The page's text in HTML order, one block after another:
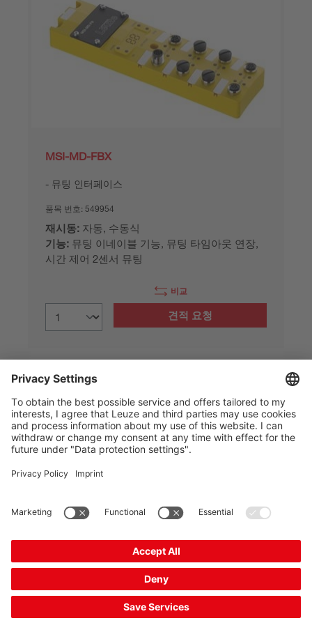
MSI-MD-FBX
뮤팅 인터페이스
품목 번호: 549954
재시동: 자동, 수동식
기능: 뮤팅 이네이블 기능, 뮤팅 타임아웃 연장,
시간 제어 2센서 뮤팅
비교
견적 요청
상품 정보: 26. 8. 5.
The Sensor People
바로 가기
뉴스레터
개인정보보호 쿠키 설정